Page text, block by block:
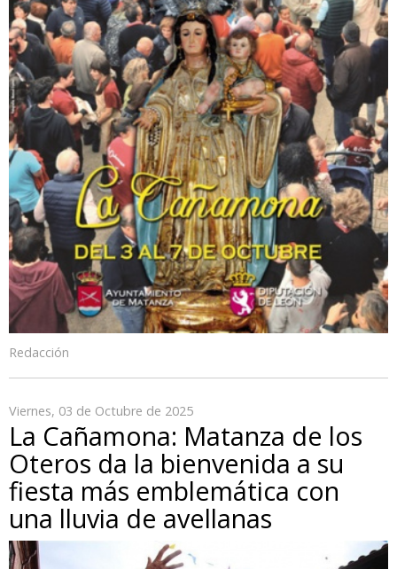
Redacción
Viernes, 03 de Octubre de 2025
La Cañamona: Matanza de los
Oteros da la bienvenida a su
fiesta más emblemática con
una lluvia de avellanas